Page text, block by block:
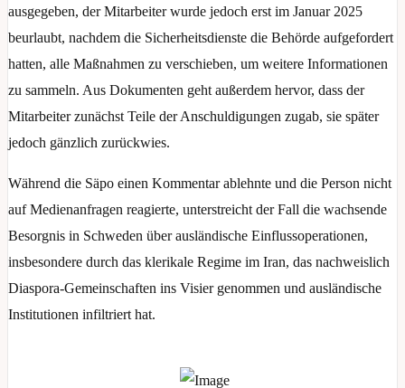
ausgegeben, der Mitarbeiter wurde jedoch erst im Januar 2025
beurlaubt, nachdem die Sicherheitsdienste die Behörde aufgefordert
hatten, alle Maßnahmen zu verschieben, um weitere Informationen
zu sammeln. Aus Dokumenten geht außerdem hervor, dass der
Mitarbeiter zunächst Teile der Anschuldigungen zugab, sie später
jedoch gänzlich zurückwies.
Während die Säpo einen Kommentar ablehnte und die Person nicht
auf Medienanfragen reagierte, unterstreicht der Fall die wachsende
Besorgnis in Schweden über ausländische Einflussoperationen,
insbesondere durch das klerikale Regime im Iran, das nachweislich
Diaspora-Gemeinschaften ins Visier genommen und ausländische
Institutionen infiltriert hat.